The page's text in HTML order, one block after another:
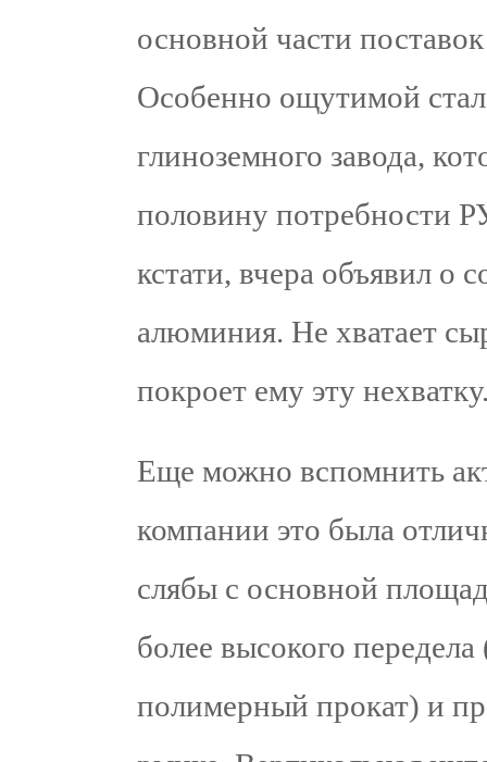
основной части
Особенно ощутимой
глиноземного завода,
половину потребности
кстати, вчера объявил о
алюминия. Не хватает
покроет ему эту
Еще можно вспомнить
компании это была
слябы с основной
более высокого
полимерный прокат) и